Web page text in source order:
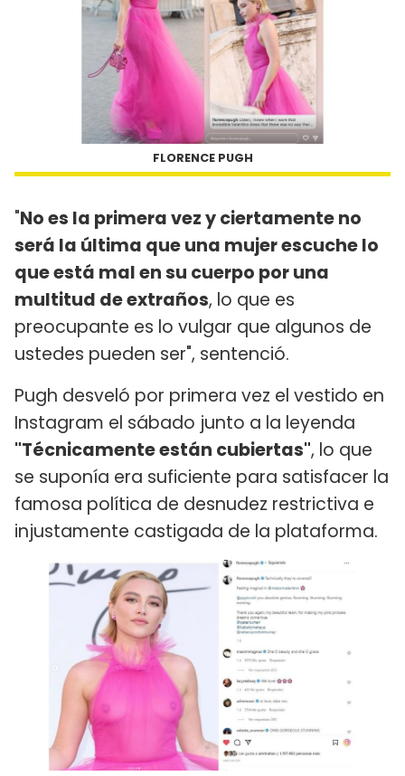
FLORENCE PUGH
"No es la primera vez y ciertamente no
será la última que una mujer escuche lo
que está mal en su cuerpo por una
multitud de extraños, lo que es
preocupante es lo vulgar que algunos de
ustedes pueden ser", sentenció.
Pugh desveló por primera vez el vestido en
Instagram el sábado junto a la leyenda
"Técnicamente están cubiertas", lo que
se suponía era suficiente para satisfacer la
famosa política de desnudez restrictiva e
injustamente castigada de la plataforma.